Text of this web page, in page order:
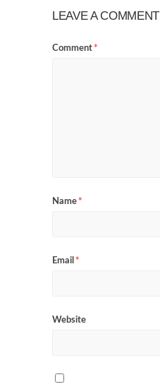
LEAVE A COMMENT
Comment*
Name*
Email *
Website